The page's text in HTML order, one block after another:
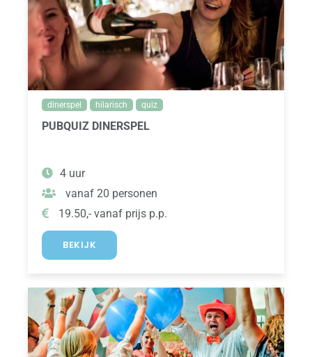
dinerspel hilarisch quiz
PUBQUIZ DINERSPEL
4 uur
vanaf 20 personen
19.50,- vanaf prijs p.p.
BEKIJK